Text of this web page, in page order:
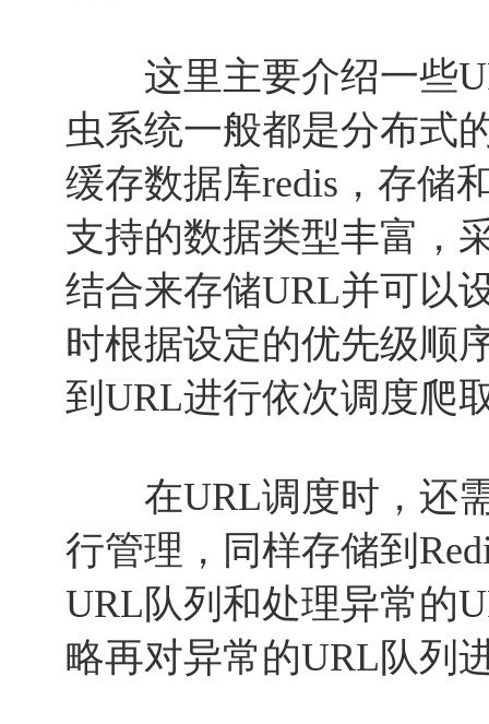
这里主要介绍一些
虫系统一般都是分布式
缓存数据库redis，存储
支持的数据类型丰富，
结合来存储URL并可以
时根据设定的优先级顺
到URL进行依次调度爬
在URL调度时，还需
行管理，同样存储到
URL队列和处理异常的
略再对异常的URL队列